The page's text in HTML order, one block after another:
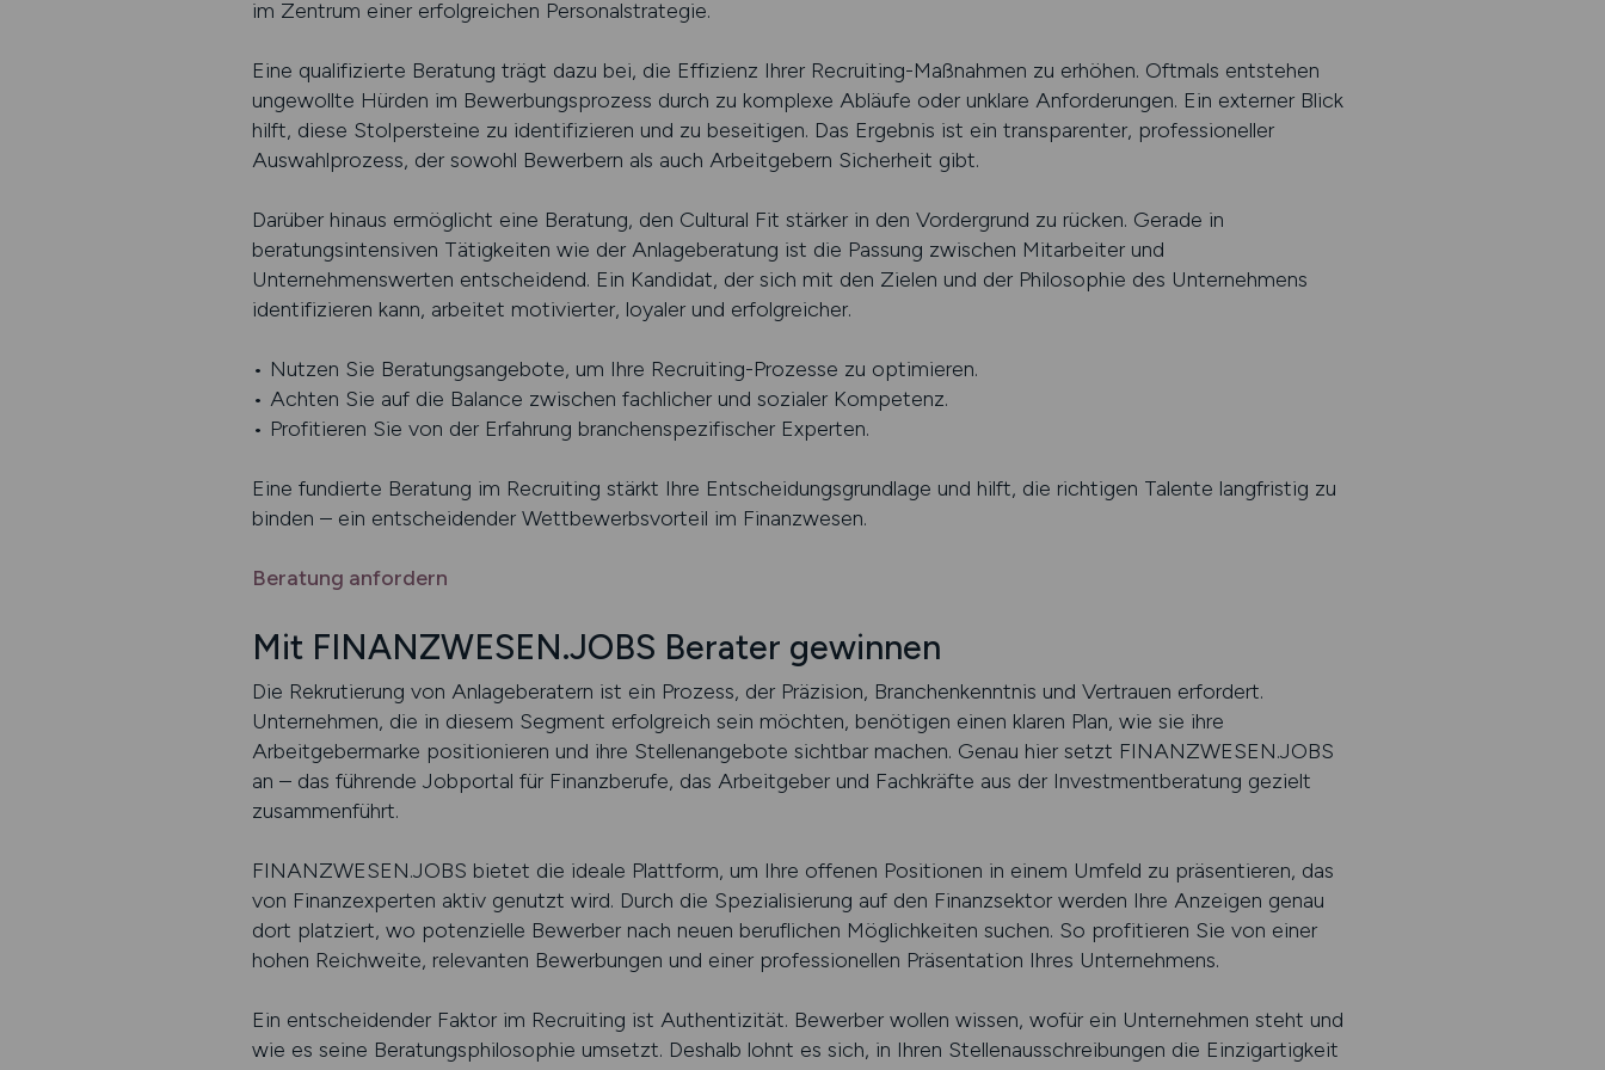
im Zentrum einer erfolgreichen Personalstrategie.
Eine qualifizierte Beratung trägt dazu bei, die Effizienz Ihrer Recruiting-Maßnahmen zu erhöhen. Oftmals entstehen
ungewollte Hürden im Bewerbungsprozess durch zu komplexe Abläufe oder unklare Anforderungen. Ein externer Blick
hilft, diese Stolpersteine zu identifizieren und zu beseitigen. Das Ergebnis ist ein transparenter, professioneller
Auswahlprozess, der sowohl Bewerbern als auch Arbeitgebern Sicherheit gibt.
Darüber hinaus ermöglicht eine Beratung, den Cultural Fit stärker in den Vordergrund zu rücken. Gerade in
beratungsintensiven Tätigkeiten wie der Anlageberatung ist die Passung zwischen Mitarbeiter und
Unternehmenswerten entscheidend. Ein Kandidat, der sich mit den Zielen und der Philosophie des Unternehmens
identifizieren kann, arbeitet motivierter, loyaler und erfolgreicher.
• Nutzen Sie Beratungsangebote, um Ihre Recruiting-Prozesse zu optimieren.
• Achten Sie auf die Balance zwischen fachlicher und sozialer Kompetenz.
• Profitieren Sie von der Erfahrung branchenspezifischer Experten.
Eine fundierte Beratung im Recruiting stärkt Ihre Entscheidungsgrundlage und hilft, die richtigen Talente langfristig zu
binden – ein entscheidender Wettbewerbsvorteil im Finanzwesen.
Beratung anfordern
Mit FINANZWESEN.JOBS Berater gewinnen
Die Rekrutierung von Anlageberatern ist ein Prozess, der Präzision, Branchenkenntnis und Vertrauen erfordert.
Unternehmen, die in diesem Segment erfolgreich sein möchten, benötigen einen klaren Plan, wie sie ihre
Arbeitgebermarke positionieren und ihre Stellenangebote sichtbar machen. Genau hier setzt FINANZWESEN.JOBS
an – das führende Jobportal für Finanzberufe, das Arbeitgeber und Fachkräfte aus der Investmentberatung gezielt
zusammenführt.
FINANZWESEN.JOBS bietet die ideale Plattform, um Ihre offenen Positionen in einem Umfeld zu präsentieren, das
von Finanzexperten aktiv genutzt wird. Durch die Spezialisierung auf den Finanzsektor werden Ihre Anzeigen genau
dort platziert, wo potenzielle Bewerber nach neuen beruflichen Möglichkeiten suchen. So profitieren Sie von einer
hohen Reichweite, relevanten Bewerbungen und einer professionellen Präsentation Ihres Unternehmens.
Ein entscheidender Faktor im Recruiting ist Authentizität. Bewerber wollen wissen, wofür ein Unternehmen steht und
wie es seine Beratungsphilosophie umsetzt. Deshalb lohnt es sich, in Ihren Stellenausschreibungen die Einzigartigkeit